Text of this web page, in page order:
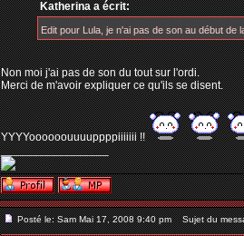
Katherina a écrit:
Edit pour Lula, je n'ai pas de son au début
Non moi j'ai pas de son du tout sur l'ordi.
Merci de m'avoir expliquer ce qu'ils se disent.
YYYYoooooouuuuppppiiiiiii !!
_________________
Posté le: Sam Mai 17, 2008 9:40 pm Sujet du